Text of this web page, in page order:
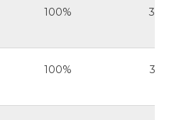
100% 3
100% 3